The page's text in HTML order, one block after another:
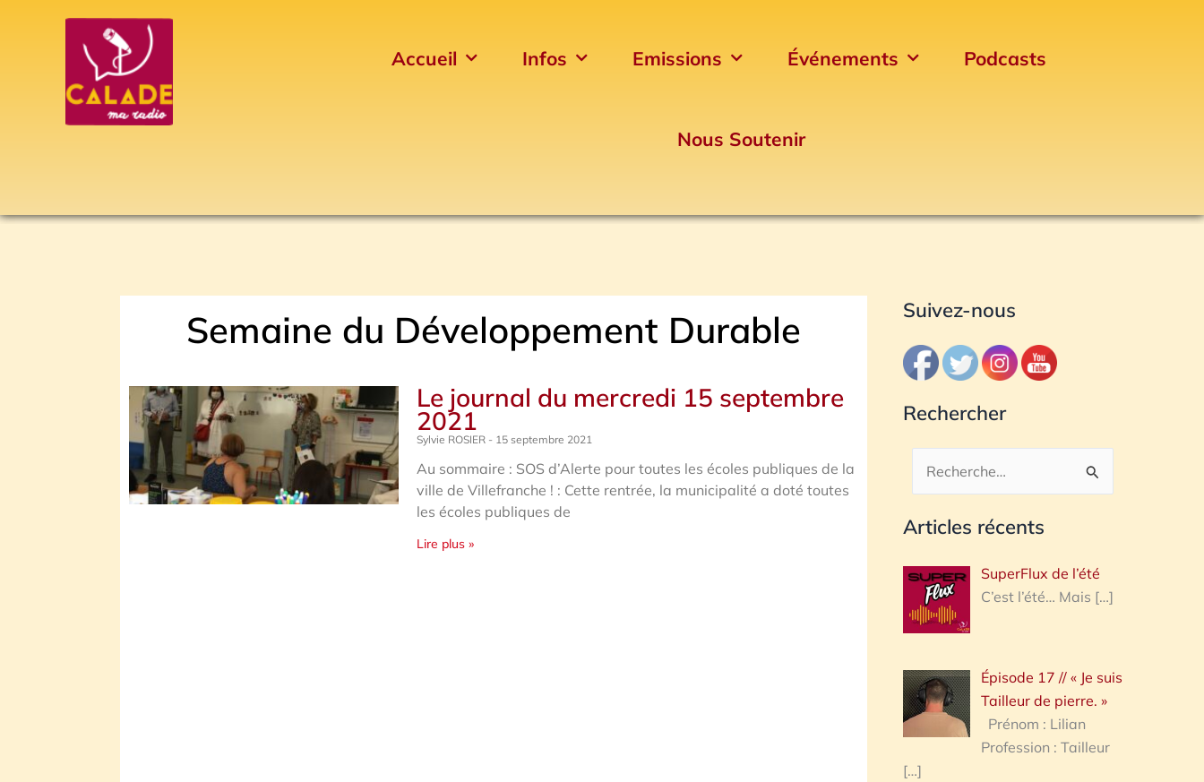
Accueil Infos Emissions Événements Podcasts
Nous Soutenir
Semaine du Développement Durable
Le journal du mercredi 15 septembre
2021
Sylvie ROSIER 15 septembre 2021
Au sommaire : SOS d’Alerte pour toutes les écoles publiques de la
ville de Villefranche ! : Cette rentrée, la municipalité a doté toutes
les écoles publiques de
Lire plus »
Suivez-nous
Rechercher
Rechercher :
Articles récents
SuperFlux de l’été
C’est l’été… Mais […]
Épisode 17 // « Je suis
Tailleur de pierre. »
Prénom : Lilian
Profession : Tailleur
[…]
Archives